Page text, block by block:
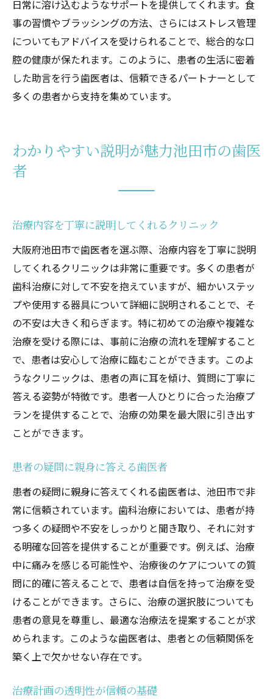
日常に溶け込むようなサポートを提供してくれます。食
事の習慣やブラッシングの方法、さらにはストレス管理
についてもアドバイスを受けられることで、総合的な口
腔の健康が保たれます。このように、患者の生活に密着
した助言を行う歯医者は、信頼できるパートナーとして
多くの患者から支持を集めています。
わかりやすい説明が魅力池田市の歯医
者
治療内容を丁寧に説明してくれるクリニック
大阪府池田市で歯医者を選ぶ際、治療内容を丁寧に説明
してくれるクリニックは非常に重要です。多くの患者が
歯科治療に対して不安を抱えていますが、細かいステッ
プや使用する器具について詳細に説明されることで、そ
の不安は大きく和らぎます。特に初めての治療や複雑な
治療を受ける際には、事前に治療の流れを理解すること
で、患者は安心して治療に臨むことができます。このよ
うなクリニックは、患者の声に耳を傾け、質問に丁寧に
答える姿勢が特徴です。患者一人ひとりに合った治療プ
ランを提供することで、治療の効果を最大限に引き出す
ことができます。
患者の疑問に親身に答える歯医者
患者の疑問に親身に答えてくれる歯医者は、池田市で非
常に信頼されています。歯科治療においては、患者が持
つ多くの疑問や不安をしっかりと聞き取り、それに対す
る明確な回答を提供することが重要です。例えば、治療
中に痛みを感じる可能性や、治療後のケアについての質
問に的確に答えることで、患者は自信を持って治療を受
けることができます。さらに、治療の選択肢についても
患者の意見を尊重し、最適な治療法を提案することが求
められます。このような歯医者は、患者との信頼関係を
築く上で欠かせない存在です。
治療計画の透明性が信頼の基礎